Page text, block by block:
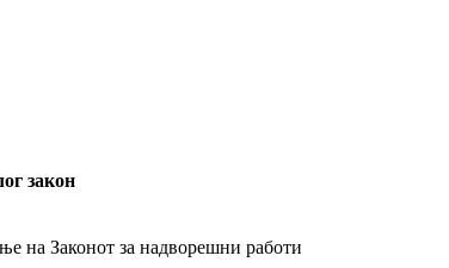
закон
на Законот за надворешни работи